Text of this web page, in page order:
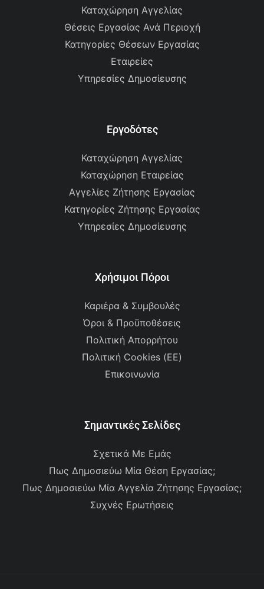
Καταχώρηση Αγγελίας
Θέσεις Εργασίας Ανά Περιοχή
Κατηγορίες Θέσεων Εργασίας
Εταιρείες
Υπηρεσίες Δημοσίευσης
Εργοδότες
Καταχώρηση Αγγελίας
Καταχώρηση Εταιρείας
Αγγελίες Ζήτησης Εργασίας
Κατηγορίες Ζήτησης Εργασίας
Υπηρεσίες Δημοσίευσης
Χρήσιμοι Πόροι
Καριέρα & Συμβουλές
Όροι & Προϋποθέσεις
Πολιτική Απορρήτου
Πολιτική Cookies (ΕΕ)
Επικοινωνία
Σημαντικές Σελίδες
Σχετικά Με Εμάς
Πως Δημοσιεύω Μία Θέση Εργασίας;
Πως Δημοσιεύω Μία Αγγελία Ζήτησης Εργασίας;
Συχνές Ερωτήσεις